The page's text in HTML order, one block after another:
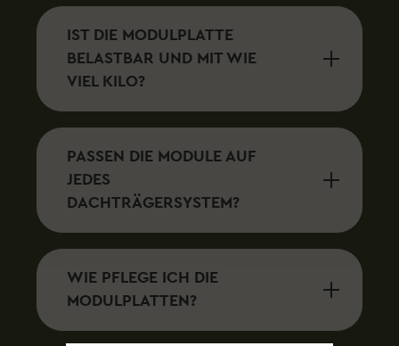
IST DIE MODULPLATTE
BELASTBAR UND MIT WIE
VIEL KILO?
PASSEN DIE MODULE AUF
JEDES
DACHTRÄGERSYSTEM?
WIE PFLEGE ICH DIE
MODULPLATTEN?